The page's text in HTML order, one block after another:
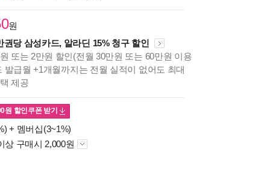
원
권당 삼성카드, 알라딘 15% 청구 할인
또는 2만원 할인(전월 30만원 또는 60만원 이용
발급월 +1개월까지는 전월 실적이 없어도 최대
제공
원 할인쿠폰 받기
+ 멤버십(3~1%)
상 구매시 2,000원